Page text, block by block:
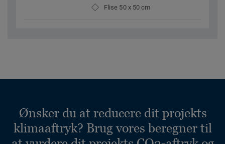
Flise 50 x 50 cm
Ønsker du at reducere dit projekts
klimaaftryk? Brug vores beregner til